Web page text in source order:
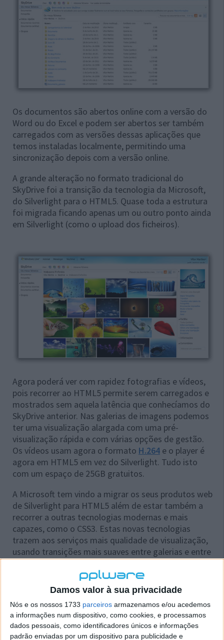
Damos valor à sua privacidade
Nós e os nossos 1733 parceiros armazenamos e/ou acedemos
a informações num dispositivo, como cookies, e processamos
dados pessoais, como identificadores únicos e informações
padrão enviadas por um dispositivo para publicidade e
Os documentos são abertos online com a versão do
Word ou do Excel e podem ser abertos ser também
carregados com as versões dessas aplicações que
temos instaladas localmente, permitindo uma
sincronização depois com a versão online.
A grande alteração no formato tradicional do
SkyDrive foi a transição da tecnologia da Microsoft,
do Silverlight para o HTML5. Quase toda a estrutura
foi migrada ficando apenas um ou outro ponto ainda
em Silverlight (como o upload dos ficheiros).
Agora poderá ver com rapidez fotografias e vídeos,
pois recorrer ao HTML5 permite serem carregados e
mostrados sem aquela latência que conhecíamos do
SkyDrive anterior. Nas galerias de imagens podemos
ter uma visualização alargada com uma pré-
visualização rápida e com várias opções de gestão.
Os vídeos usam agora o formato H.264 e o player é
agora em HTML5 em vez do Silverlight. Tudo isto
com um espaço de 25GB gratuitos.
A Microsoft tem vindo a migrar os seus produtos web
de Silverlight para HTML5 além de estar também a
recorrer a outras tecnologias modernas e mais
capazes, como o CSS3. Estas novas tecnologias
trazem aos serviços mais qualidade de visualização,
usando transições mais suaves entre galerias e entre
tamanhos das imagens tudo graças ao CSS3.